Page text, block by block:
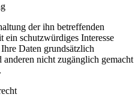
der ihn betreffenden
ein schutzwürdiges Interesse
Daten grundsätzlich
nicht zugänglich gemacht